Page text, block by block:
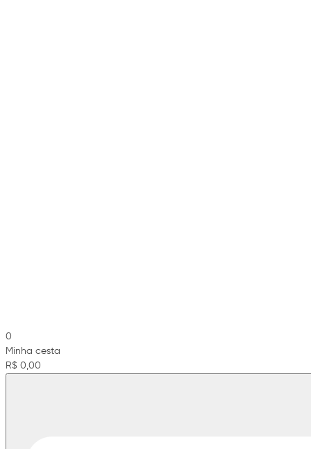
0
Minha cesta
R$ 0,00